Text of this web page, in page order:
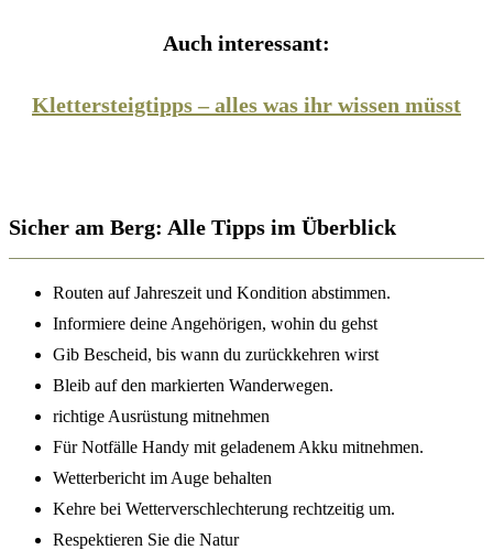
Auch interessant:
Klettersteigtipps – alles was ihr wissen müsst
Sicher am Berg: Alle Tipps im Überblick
Routen auf Jahreszeit und Kondition abstimmen.
Informiere deine Angehörigen, wohin du gehst
Gib Bescheid, bis wann du zurückkehren wirst
Bleib auf den markierten Wanderwegen.
richtige Ausrüstung mitnehmen
Für Notfälle Handy mit geladenem Akku mitnehmen.
Wetterbericht im Auge behalten
Kehre bei Wetterverschlechterung rechtzeitig um.
Respektieren Sie die Natur